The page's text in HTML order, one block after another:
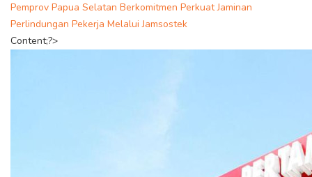
Pemprov Papua Selatan Berkomitmen Perkuat Jaminan
Perlindungan Pekerja Melalui Jamsostek
Content;?>